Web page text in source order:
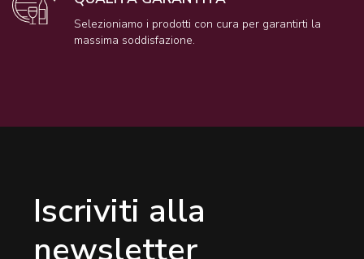
Selezioniamo i prodotti con cura per garantirti la
massima soddisfazione.
Iscriviti alla
newsletter